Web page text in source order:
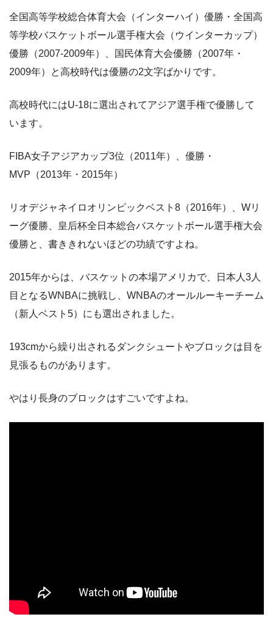
全国高等学校総合体育大会（インターハイ）優勝・全国高
等学校バスケットボール選手権大会（ウインターカップ）
優勝（2007-2009年）、国民体育大会優勝（2007年・
2009年）と高校時代は優勝の2文字ばかりです。
高校時代にはU-18に選出されてアジア選手権で優勝して
います。
FIBA女子アジアカップ3位（2011年）、優勝・
MVP（2013年・2015年）
リオデジャネイロオリンピックベスト8（2016年）、Wリ
ーグ優勝、皇后杯全日本総合バスケットボール選手権大会
優勝と、書ききれないほどの功績ですよね。
2015年からは、バスケットの本場アメリカで、日本人3人
目となるWNBAに挑戦し、WNBAのオールルーキーチーム
（新人ベスト5）にも選出されました。
193cmから繰り出されるダンクシュートやブロックは目を
見張るものがあります。
やはり長身のブロックはすごいですよね。